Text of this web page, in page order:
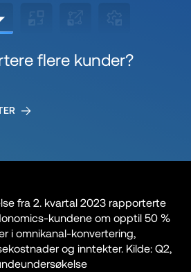
flere kunder?
fra 2. kvartal 2023 rapporterte
kundene om opptil 50 %
i omnikanal-konvertering,
og inntekter. Kilde: Q2,